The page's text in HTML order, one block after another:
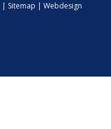
| Sitemap | Webdesign